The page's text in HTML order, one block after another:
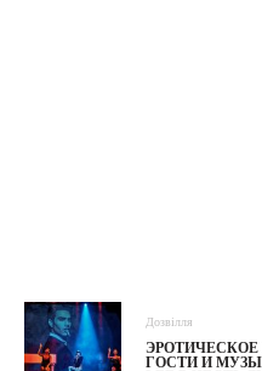
Дозвілля
ЭРОТИЧЕСКОЕ
ГОСТИ И